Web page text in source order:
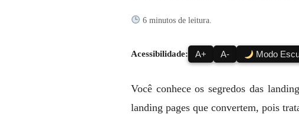
6 minutos de leitura.
Acessibilidade: A+ A- Modo
Você conhece os segredos das
landing pages que convertem, pois